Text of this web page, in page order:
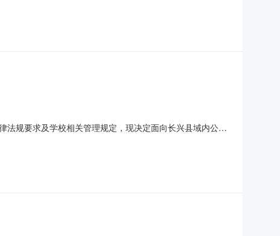
规要求及学校相关管理规定，现决定面向长兴县域内公开
80g，符合国标相关规定，有包装、有合格证、有生产日